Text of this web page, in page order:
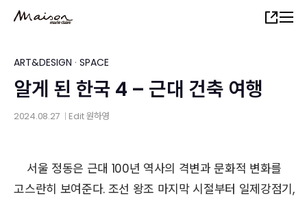
content
Share
ART&DESIGN · SPACE
알게 된 한국 4 – 근대 건축 여행
2024.08.27 Edit원하영
서울 정동은 근대 100년 역사의 격변과 문화적 변화를
고스란히 보여준다. 조선 왕조 마지막 시절부터 일제강점기,